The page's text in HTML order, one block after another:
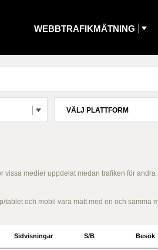
WEBBTRAFIKMÄTNING
VÄLJ PLATTFORM
medier uppdelat medan trafiken för
tablet och mobil vara mätt med en och samma
Sidvisningar S/B Besök